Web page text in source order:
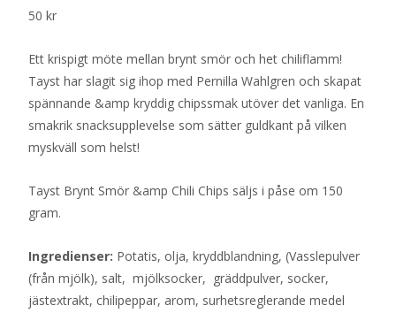
50 kr
Ett krispigt möte mellan brynt smör och het chiliflamm!
Tayst har slagit sig ihop med Pernilla Wahlgren och skapat
spännande &amp kryddig chipssmak utöver det vanliga. En
smakrik snacksupplevelse som sätter guldkant på vilken
myskväll som helst!
Tayst Brynt Smör &amp Chili Chips säljs i påse om 150
gram.
Ingredienser: Potatis, olja, kryddblandning, (Vasslepulver
(från mjölk), salt, mjölksocker, gräddpulver, socker,
jästextrakt, chilipeppar, arom, surhetsreglerande medel